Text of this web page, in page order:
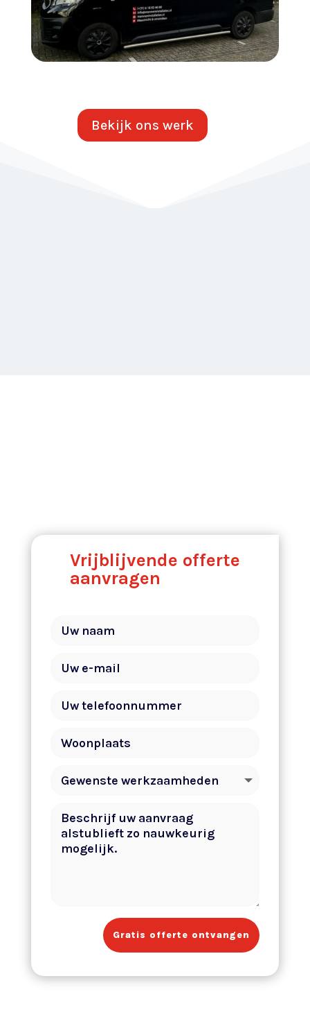
Bekijk ons werk
Vrijblijvende offerte
aanvragen
Gratis offerte ontvangen